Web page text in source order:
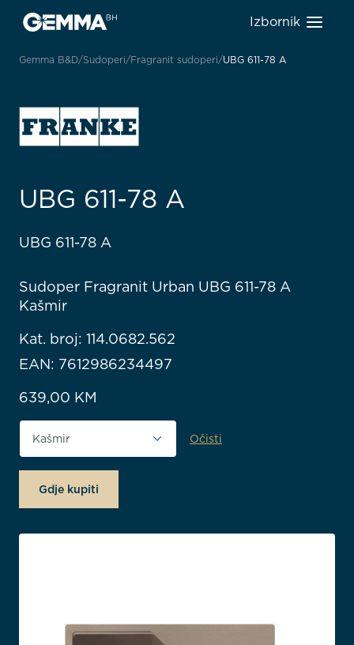
Izbornik
Gemma B&D Sudoperi Fragranit sudoperi UBG 611-78 A
UBG 611-78 A
UBG 611-78 A
Sudoper Fragranit Urban UBG 611-78 A
Kašmir
Kat. broj: 114.0682.562
EAN: 7612986234497
639,00 KM
Boja proizvoda Očisti
Gdje kupiti